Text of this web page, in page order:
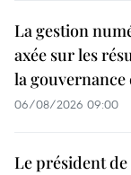
La gestion
axée sur les
la
06/08/2026 09:00
Le président de